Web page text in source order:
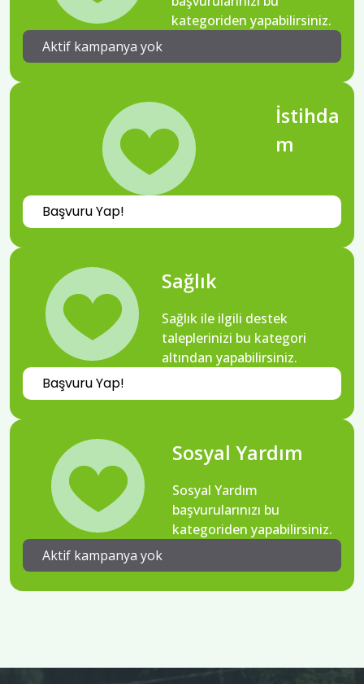
kategoriden yapabilirsiniz.
Aktif kampanya yok
İstihda
m
Başvuru Yap!
Sağlık
Sağlık ile ilgili destek
taleplerinizi bu kategori
altından yapabilirsiniz.
Başvuru Yap!
Sosyal Yardım
Sosyal Yardım
başvurularınızı bu
kategoriden yapabilirsiniz.
Aktif kampanya yok